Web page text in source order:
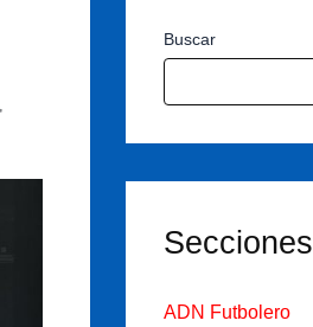
Buscar
Secciones
ADN Futbolero